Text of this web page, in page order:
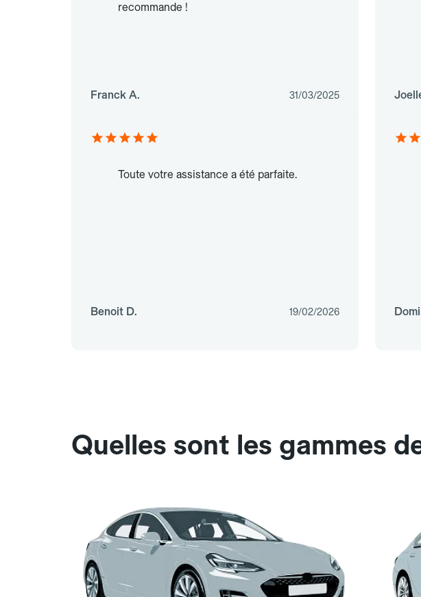
recommande !
Franck A. 31/03/2025
Toute votre assistance a été parfaite.
Benoit D. 19/02/2026
Quelles sont les gammes